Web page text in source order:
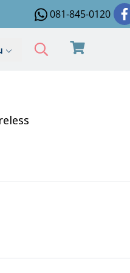
081-845-0120